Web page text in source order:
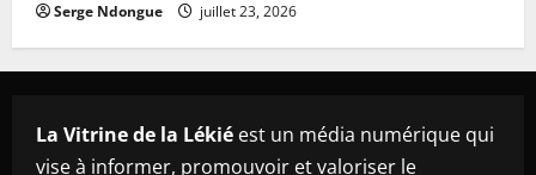
Serge Ndongue juillet 23, 2026
La Vitrine de la Lékié est un média numérique qui
vise à informer, promouvoir et valoriser le